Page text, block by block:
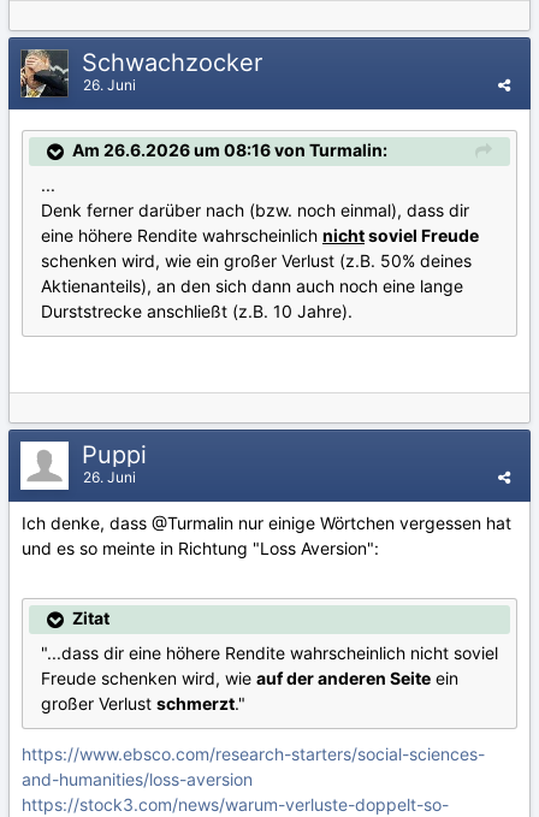
Schwachzocker
26. Juni
Am 26.6.2026 um 08:16 von Turmalin:
...
Denk ferner darüber nach (bzw. noch einmal), dass dir
eine höhere Rendite wahrscheinlich nichtsoviel Freude
schenken wird, wie ein großer Verlust (z.B. 50% deines
Aktienanteils), an den sich dann auch noch eine lange
Durststrecke anschließt (z.B. 10 Jahre).
Puppi
26. Juni
Ich denke, dass @Turmalin nur einige Wörtchen vergessen hat
und es so meinte in Richtung "Loss Aversion":
Zitat
"...dass dir eine höhere Rendite wahrscheinlich nicht soviel
Freude schenken wird, wie auf der anderen Seite ein
großer Verlust schmerzt."
https://www.ebsco.com/research-starters/social-sciences-
and-humanities/loss-aversion
https://stock3.com/news/warum-verluste-doppelt-so-